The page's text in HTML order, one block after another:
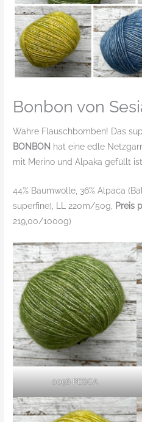
Bonbon von
Wahre Flauschbomben! Das
BONBON hat eine edle
mit Merino und Alpaka gefüllt
44% Baumwolle, 36% Alpaca
superfine), LL 220m/50g, Preis
219,00/1000g)
0056 PESCA